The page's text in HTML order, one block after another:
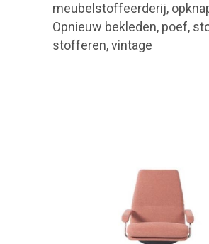
meubelstoffeerderij,
Opnieuw bekleden, poef,
stofferen, vintage